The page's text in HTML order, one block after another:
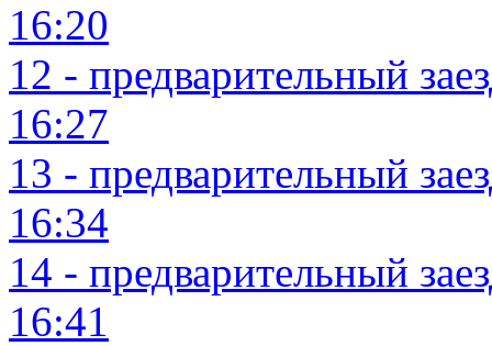
16:20
12 - предварительный
16:27
13 - предварительный
16:34
14 - предварительный
16:41